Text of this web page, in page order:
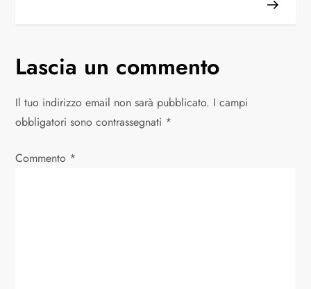
Lascia un commento
Il tuo indirizzo email non sarà pubblicato. I campi
obbligatori sono contrassegnati *
Commento *